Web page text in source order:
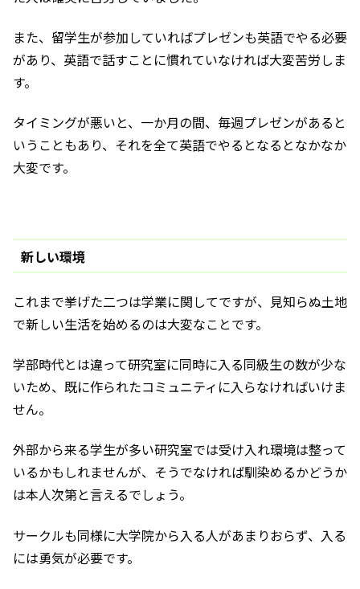
また、留学生が参加していればプレゼンも英語でやる必要
があり、英語で話すことに慣れていなければ大変苦労しま
す。
タイミングが悪いと、一か月の間、毎週プレゼンがあると
いうこともあり、それを全て英語でやるとなるとなかなか
大変です。
新しい環境
これまで挙げた二つは学業に関してですが、見知らぬ土地
で新しい生活を始めるのは大変なことです。
学部時代とは違って研究室に同時に入る同級生の数が少な
いため、既に作られたコミュニティに入らなければいけま
せん。
外部から来る学生が多い研究室では受け入れ環境は整って
いるかもしれませんが、そうでなければ馴染めるかどうか
は本人次第と言えるでしょう。
サークルも同様に大学院から入る人があまりおらず、入る
には勇気が必要です。